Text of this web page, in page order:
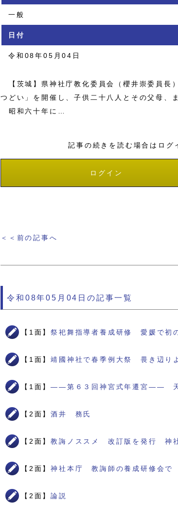
一般
日付
令和08年05月04日
【茨城】県神社庁教化委員会（櫻井崇委員長
つどい」を開催し、子供二十八人とその父母、
昭和六十年に…
記事の続きを読む場合はロ
ログイン
＜＜前の記事へ
令和08年05月04日の記事一覧
【1面】祭祀舞指導者養成研修 愛媛で初
【1面】靖國神社で春季例大祭 畏き辺り
【1面】――第６３回神宮式年遷宮―― 天
【2面】酒井 務氏
【2面】教誨ノススメ 改訂版を発行 神
【2面】神社本庁 教誨師の養成研修会で
【2面】論説